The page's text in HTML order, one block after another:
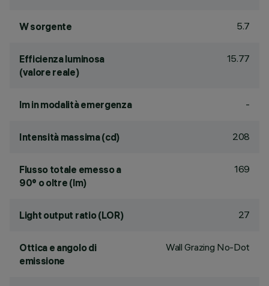
W sorgente 5.7
Efficienza luminosa
(valore reale)
15.77
lm in modalità emergenza -
Intensità massima (cd) 208
Flusso totale emesso a
90° o oltre (lm)
169
Light output ratio (LOR) 27
Ottica e angolo di
emissione
Wall Grazing No-Dot